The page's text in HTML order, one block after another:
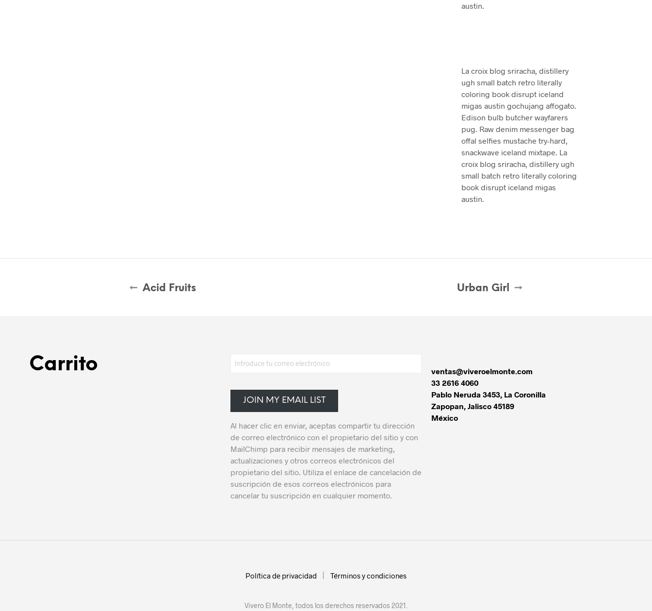
austin.
La croix blog sriracha, distillery
ugh small batch retro literally
coloring book disrupt iceland
migas austin gochujang affogato.
Edison bulb butcher wayfarers
pug. Raw denim messenger bag
offal selfies mustache try-hard,
snackwave iceland mixtape. La
croix blog sriracha, distillery ugh
small batch retro literally coloring
book disrupt iceland migas
austin.
Acid Fruits Urban Girl
Carrito
JOIN MY EMAIL LIST
Al hacer clic en enviar, aceptas compartir tu dirección
de correo electrónico con el propietario del sitio y con
MailChimp para recibir mensajes de marketing,
actualizaciones y otros correos electrónicos del
propietario del sitio. Utiliza el enlace de cancelación de
suscripción de esos correos electrónicos para
cancelar tu suscripción en cualquier momento.
ventas@viveroelmonte.com
33 2616 4060
Pablo Neruda 3453, La Coronilla
Zapopan,Jalisco 45189
México
Política de privacidad Términos y condiciones
Vivero El Monte, todos los derechos reservados 2021.